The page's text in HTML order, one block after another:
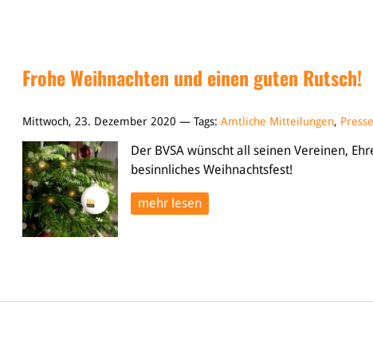
Frohe Weihnachten und einen guten Rutsch!
Mittwoch, 23. Dezember 2020 — Tags: Amtliche Mitteilungen,
Der BVSA wünscht all seinen Vereinen,
besinnliches Weihnachtsfest!
mehr lesen